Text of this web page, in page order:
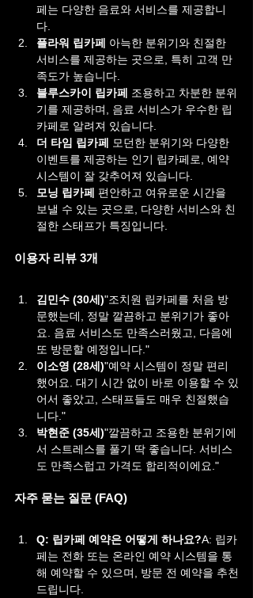
페는 다양한 음료와 서비스를 제공합니
다.
플라워 립카페 아늑한 분위기와 친절한
서비스를 제공하는 곳으로, 특히 고객 만
족도가 높습니다.
블루스카이 립카페 조용하고 차분한 분위
기를 제공하며, 음료 서비스가 우수한 립
카페로 알려져 있습니다.
더 타임 립카페
모던한 분위기와 다양한
이벤트를 제공하는 인기 립카페로, 예약
시스템이 잘 갖추어져 있습니다.
모닝 립카페 편안하고 여유로운 시간을
보낼 수 있는 곳으로, 다양한 서비스와 친
절한 스태프가 특징입니다.
이용자 리뷰 3개
김민수 (30세)"조치원 립카페를 처음 방
문했는데, 정말 깔끔하고 분위기가 좋아
요. 음료 서비스도 만족스러웠고, 다음에
또 방문할 예정입니다."
이소영 (28세)"예약 시스템이 정말 편리
했어요. 대기 시간 없이 바로 이용할 수 있
어서 좋았고, 스태프들도 매우 친절했습
니다."
박현준 (35세)"깔끔하고 조용한 분위기에
서 스트레스를 풀기 딱 좋습니다. 서비스
도 만족스럽고 가격도 합리적이에요."
자주 묻는 질문 (FAQ)
Q: 립카페 예약은 어떻게 하나요?A: 립카
페는 전화 또는 온라인 예약 시스템을 통
해 예약할 수 있으며, 방문 전 예약을 추천
드립니다.